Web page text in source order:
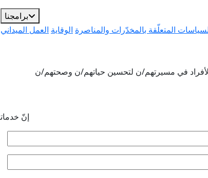
برامجنا
المتعلّقة بالمخدّرات والمناصرة الوقاية العمل الميداني
إنّ